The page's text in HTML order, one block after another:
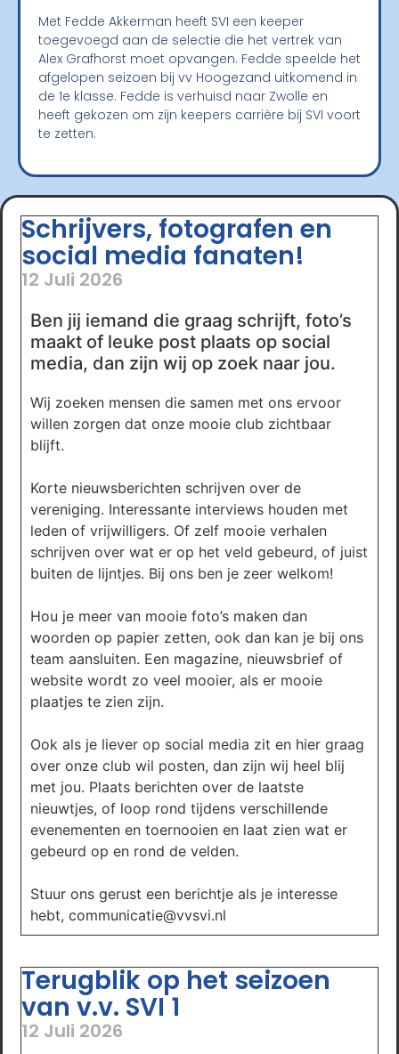
Met Fedde Akkerman heeft SVI een keeper
toegevoegd aan de selectie die het vertrek van
Alex Grafhorst moet opvangen. Fedde speelde het
afgelopen seizoen bij vv Hoogezand uitkomend in
de 1e klasse. Fedde is verhuisd naar Zwolle en
heeft gekozen om zijn keepers carrière bij SVI voort
te zetten.
Schrijvers, fotografen en
social media fanaten!
12 Juli 2026
Ben jij iemand die graag schrijft, foto’s
maakt of leuke post plaats op social
media, dan zijn wij op zoek naar jou.
Wij zoeken mensen die samen met ons ervoor
willen zorgen dat onze mooie club zichtbaar
blijft.
Korte nieuwsberichten schrijven over de
vereniging. Interessante interviews houden met
leden of vrijwilligers. Of zelf mooie verhalen
schrijven over wat er op het veld gebeurd, of juist
buiten de lijntjes. Bij ons ben je zeer welkom!
Hou je meer van mooie foto’s maken dan
woorden op papier zetten, ook dan kan je bij ons
team aansluiten. Een magazine, nieuwsbrief of
website wordt zo veel mooier, als er mooie
plaatjes te zien zijn.
Ook als je liever op social media zit en hier graag
over onze club wil posten, dan zijn wij heel blij
met jou. Plaats berichten over de laatste
nieuwtjes, of loop rond tijdens verschillende
evenementen en toernooien en laat zien wat er
gebeurd op en rond de velden.
Stuur ons gerust een berichtje als je interesse
hebt, communicatie@vvsvi.nl
Terugblik op het seizoen
van v.v. SVI 1
12 Juli 2026